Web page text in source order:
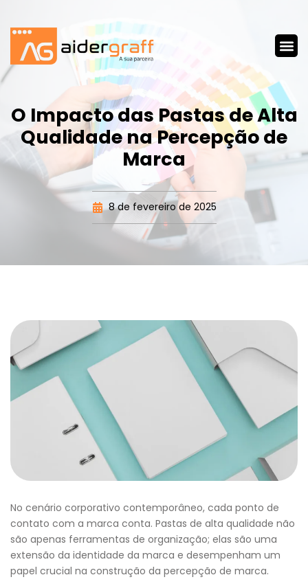
O Impacto das Pastas de Alta
Qualidade na Percepção de
Marca
8 de fevereiro de 2025
No cenário corporativo contemporâneo, cada ponto de
contato com a marca conta. Pastas de alta qualidade não
são apenas ferramentas de organização; elas são uma
extensão da identidade da marca e desempenham um
papel crucial na construção da percepção de marca.